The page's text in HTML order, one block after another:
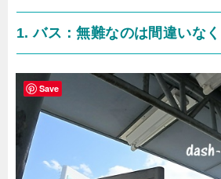
1. バス：無難なのは間違いな
Save